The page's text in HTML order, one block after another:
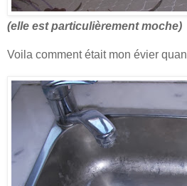
(elle est particulièrement moche)
Voila comment était mon évier